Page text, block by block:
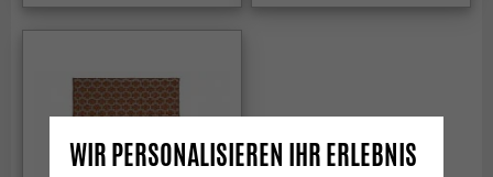
WIR PERSONALISIEREN IHR ERLEBNIS